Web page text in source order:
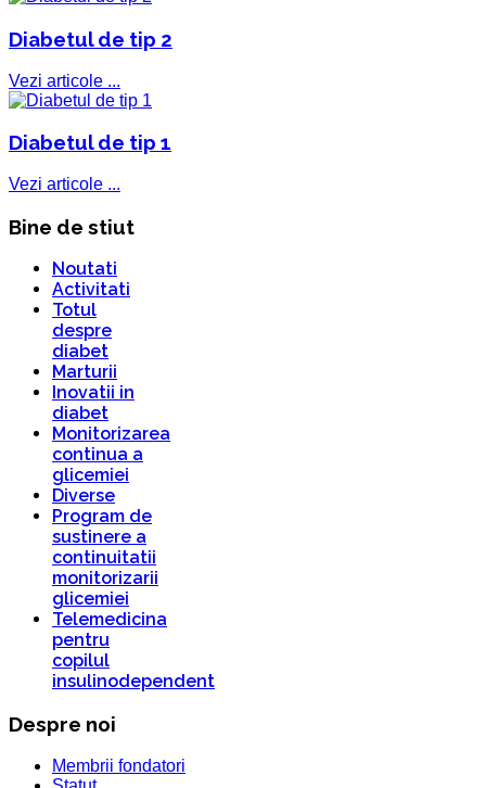
Diabetul de tip 2
Vezi articole ...
Diabetul de tip 1
Vezi articole ...
Bine de stiut
Noutati
Activitati
Totul
despre
diabet
Marturii
Inovatii in
diabet
Monitorizarea
continua a
glicemiei
Diverse
Program de
sustinere a
continuitatii
monitorizarii
glicemiei
Telemedicina
pentru
copilul
insulinodependent
Despre noi
Membrii fondatori